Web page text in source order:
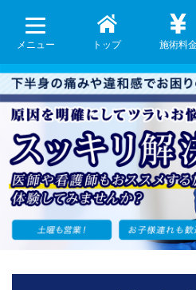
メニュー トップ 施術料